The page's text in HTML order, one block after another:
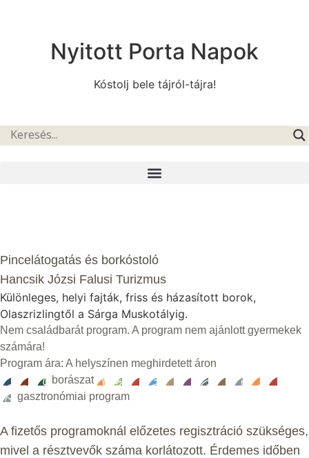
Nyitott Porta Napok
Kóstolj bele tájról-tájra!
Pincelátogatás és borkóstoló
Hancsik Józsi Falusi Turizmus
Különleges, helyi fajták, friss és házasított borok,
Olaszrizlingtől a Sárga Muskotályig.
Nem családbarát program. A program nem ajánlott gyermekek
számára!
Program ára: A helyszínen meghirdetett áron
borászat
gasztronómiai program
A fizetős programoknál előzetes regisztráció szükséges,
mivel a résztvevők száma korlátozott. Érdemes időben